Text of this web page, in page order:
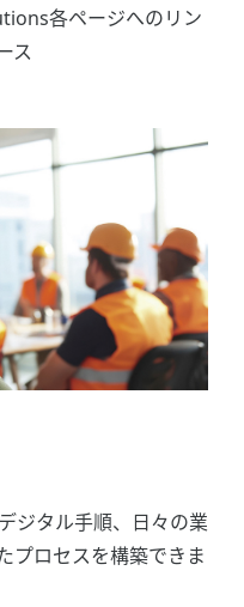
各ページへのリン
ス
ジタル手順、日々の業
プロセスを構築できま